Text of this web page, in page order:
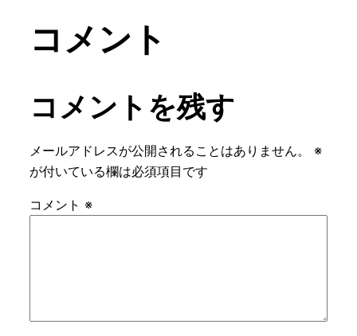
コメント
コメントを残す
メールアドレスが公開されることはありません。
※
が付いている欄は必須項目です
コメント ※